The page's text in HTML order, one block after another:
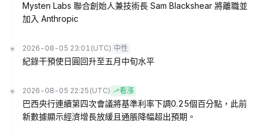
Mysten Labs 聯合創始人兼技術長 Sam Blackshear 將離職並
加入 Anthropic
2026-08-05 23:01 (UTC) 中性
紀錄干預使日圓回升至五月中旬水平
2026-08-05 22:25 (UTC) 看漲
巴西央行連續第四次會議將基準利率下調0.25個百分點，此前
新數據顯示經濟增長放緩且通脹降幅超出預期。